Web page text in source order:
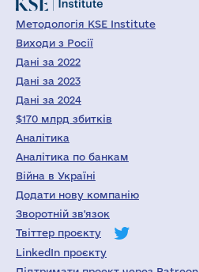
Методологія KSE Institute
Виходи з Росії
Дані за 2022
Дані за 2023
Дані за 2024
$170 млрд збитків
Аналітика
Аналітика по банкам
Війна в Україні
Додати нову компанію
Зворотній зв'язок
Твіттер проєкту
LinkedIn проєкту